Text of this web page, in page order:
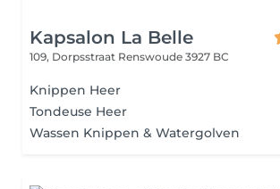
Kapsalon La Belle
109, Dorpsstraat Renswoude 3927 BC
Knippen Heer
Tondeuse Heer
Wassen Knippen & Watergolven